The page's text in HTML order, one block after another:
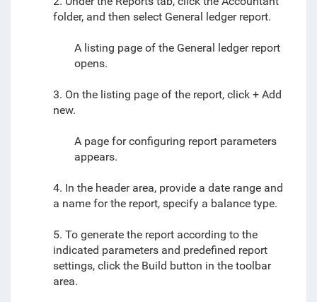
folder, and then select General ledger report.
A listing page of the General ledger report
opens.
3. On the listing page of the report, click + Add
new.
A page for configuring report parameters
appears.
4. In the header area, provide a date range and
a name for the report, specify a balance type.
5. To generate the report according to the
indicated parameters and predefined report
settings, click the Build button in the toolbar
area.